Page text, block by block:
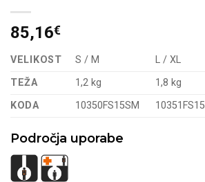
85,16€
VELIKOST S / M L / XL
TEŽA
1,2 kg 1,8 kg
KODA
10350FS15SM
Področja uporabe